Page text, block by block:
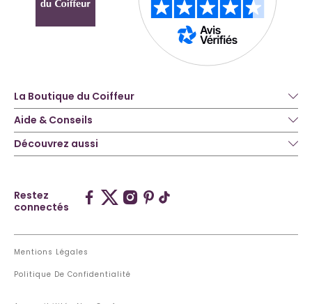
La Boutique du Coiffeur
Aide & Conseils
Découvrez aussi
Restez
connectés
Mentions Légales
Politique De Confidentialité